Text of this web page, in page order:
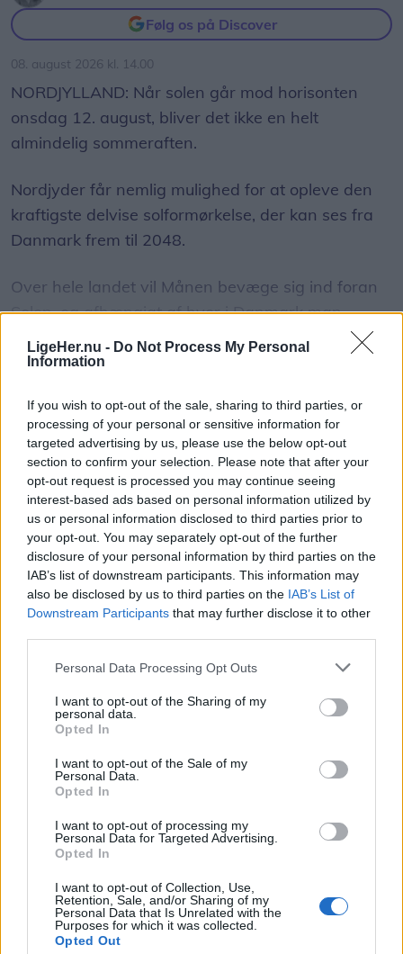
LigeHer.nu - Do Not Process My Personal
Information
If you wish to opt-out of the sale, sharing to third parties, or
processing of your personal or sensitive information for
targeted advertising by us, please use the below opt-out
section to confirm your selection. Please note that after your
opt-out request is processed you may continue seeing
interest-based ads based on personal information utilized by
us or personal information disclosed to third parties prior to
your opt-out. You may separately opt-out of the further
disclosure of your personal information by third parties on the
IAB’s list of downstream participants. This information may
also be disclosed by us to third parties on the IAB’s List of
Downstream Participants that may further disclose it to other
Personal Data Processing Opt Outs
I want to opt-out of the Sharing of my
personal data.
Opted In
I want to opt-out of the Sale of my
Personal Data.
Opted In
I want to opt-out of processing my
Personal Data for Targeted Advertising.
Opted In
I want to opt-out of Collection, Use,
Retention, Sale, and/or Sharing of my
Personal Data that Is Unrelated with the
Purposes for which it was collected.
Opted Out
Følg os på Discover
08. august 2026 kl. 14.00
NORDJYLLAND: Når solen går mod horisonten
onsdag 12. august, bliver det ikke en helt
almindelig sommeraften.
Nordjyder får nemlig mulighed for at opleve den
kraftigste delvise solformørkelse, der kan ses fra
Danmark frem til 2048.
Over hele landet vil Månen bevæge sig ind foran
Solen, og afhængigt af hvor i Danmark man
befinder sig, vil op mod 86 procent af Solens skive
være dækket.
Det oplyser sol26 i en pressemeddelelse.
Formørkelsen topper omkring klokken 20.00, kort
før solnedgang, hvilket giver gode muligheder for
at opleve fænomenet fra steder med frit udsyn
mod vest.
For mange nordjyder kan kysterne, fjordene og de
åbne landskaber danne en flot ramme om den
- En solformørkelse er en af de få begivenheder,
der kan få os alle til at stoppe op og kigge i
samme retning. Det er både smukt, fascinerende
dens betydning for livet på Jorden og vores plads i
universet. Med Sol26 vil vi give danskerne en
fælles oplevelse – og inspirere til ny viden og
nysgerrighed på naturvidenskab, siger Tina Ibsen,
Sol26.
Herunder får man et overblik over, hvornår
28 børn starter i skole - uden en skole
Lokalredaktionen
09. august 2026 kl. 06.02
STØVRING: Det lyder næsten umuligt. Men tirsdag